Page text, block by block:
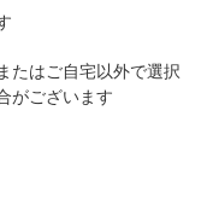
たはご自宅以外で選択
がございます